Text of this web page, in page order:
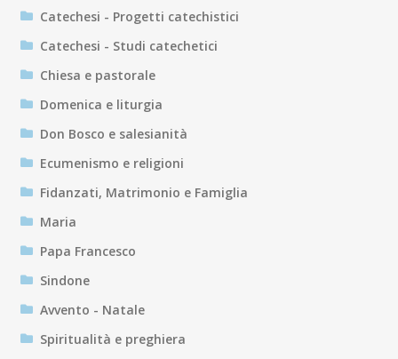
Catechesi - Progetti catechistici
Catechesi - Studi catechetici
Chiesa e pastorale
Domenica e liturgia
Don Bosco e salesianità
Ecumenismo e religioni
Fidanzati, Matrimonio e Famiglia
Maria
Papa Francesco
Sindone
Avvento - Natale
Spiritualità e preghiera